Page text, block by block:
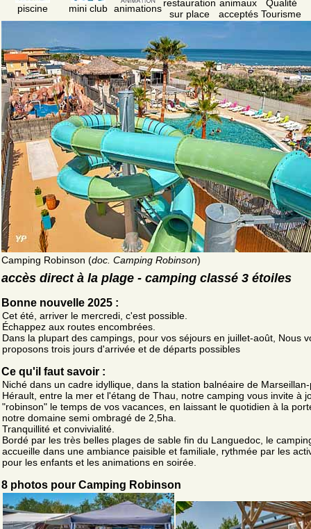
piscine mini club animationsrestauration
sur place
animaux
acceptés
Qualité
Tourisme
Camping Robinson (doc. Camping Robinson)
accès direct à la plage - camping classé 3 étoiles
Bonne nouvelle 2025 :
Cet été, arriver le mercredi, c'est possible.
Échappez aux routes encombrées.
Dans la plupart des campings, pour vos séjours en juillet-août, Nous
proposons trois jours d'arrivée et de départs possibles
Ce qu'il faut savoir :
Niché dans un cadre idyllique, dans la station balnéaire de
Hérault, entre la mer et l'étang de Thau, notre camping vous invite à
"robinson" le temps de vos vacances, en laissant le quotidien à la
notre domaine semi ombragé de 2,5ha.
Tranquillité et convivialité.
Bordé par les très belles plages de sable fin du Languedoc, le
accueille dans une ambiance paisible et familiale, rythmée par les
pour les enfants et les animations en soirée.
8 photos pour Camping Robinson